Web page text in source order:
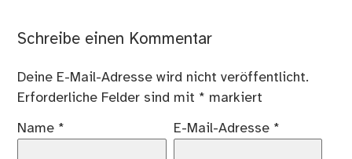
Schreibe einen Kommentar
Deine E-Mail-Adresse wird nicht veröffentlicht.
Erforderliche Felder sind mit * markiert
Name * E-Mail-Adresse *